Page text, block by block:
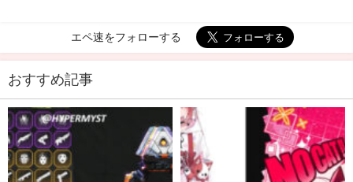
エペ速をフォローする
おすすめ記事